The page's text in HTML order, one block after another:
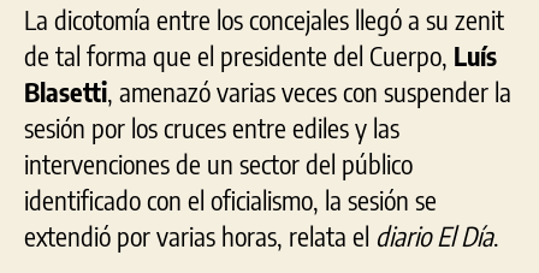
La dicotomía entre los concejales llegó a su zenit
de tal forma que el presidente del Cuerpo, Luís
Blasetti, amenazó varias veces con suspender la
sesión por los cruces entre ediles y las
intervenciones de un sector del público
identificado con el oficialismo, la sesión se
extendió por varias horas, relata el diario El Día.